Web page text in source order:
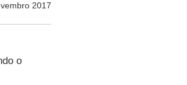
2017
o